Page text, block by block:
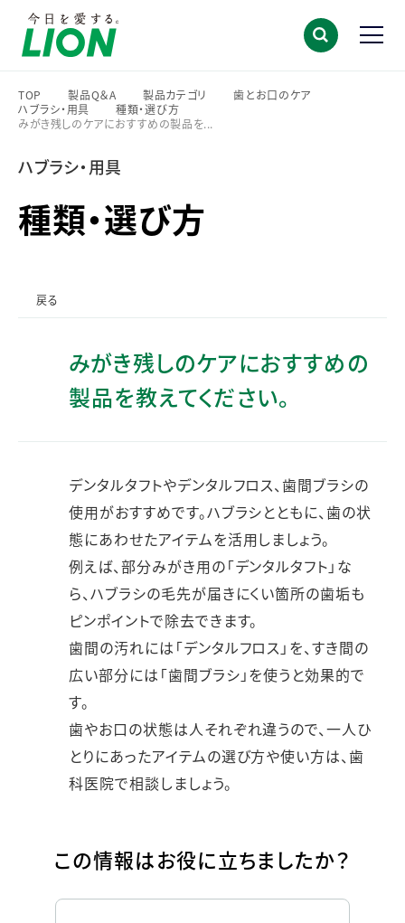
TOP
>
製品Q＆A
>
製品カテゴリ
歯とお口のケア
ハブラシ・用具
>
種類・選び方
>
みがき残しのケアにおすすめの製品を...
ハブラシ・用具
種類・選び方
戻る
みがき残しのケアにおすすめの
製品を教えてください。
デンタルタフトやデンタルフロス、歯間ブラシの
使用がおすすめです。ハブラシとともに、歯の状
態にあわせたアイテムを活用しましょう。
例えば、部分みがき用の「デンタルタフト」な
ら、ハブラシの毛先が届きにくい箇所の歯垢も
ピンポイントで除去できます。
歯間の汚れには「デンタルフロス」を、すき間の
広い部分には「歯間ブラシ」を使うと効果的で
す。
歯やお口の状態は人それぞれ違うので、一人ひ
とりにあったアイテムの選び方や使い方は、歯
科医院で相談しましょう。
この情報はお役に立ちましたか？